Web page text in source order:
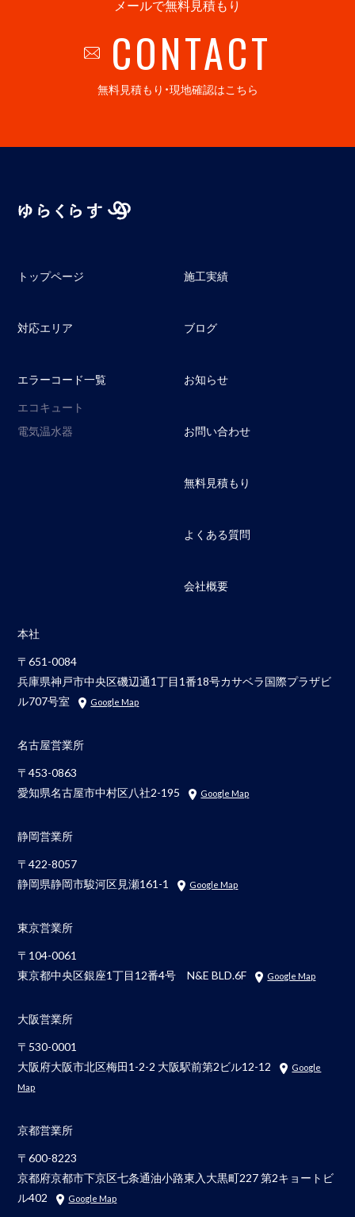
メールで無料見積もり
CONTACT
無料見積もり・現地確認はこちら
トップページ
対応エリア
エラーコード一覧
エコキュート
電気温水器
施工実績
ブログ
お知らせ
お問い合わせ
無料見積もり
よくある質問
会社概要
本社
〒651-0084
兵庫県神戸市中央区磯辺通1丁目1番18号カサベラ国際プラザビ
ル707号室
Google Map
名古屋営業所
〒453-0863
愛知県名古屋市中村区八社2-195
Google Map
静岡営業所
〒422-8057
静岡県静岡市駿河区見瀬161-1
Google Map
東京営業所
〒104-0061
東京都中央区銀座1丁目12番4号 N&E BLD.6F
Google Map
大阪営業所
〒530-0001
大阪府大阪市北区梅田1-2-2 大阪駅前第2ビル12-12
Google
Map
京都営業所
〒600-8223
京都府京都市下京区七条通油小路東入大黒町227 第2キョートビ
ル402
Google Map